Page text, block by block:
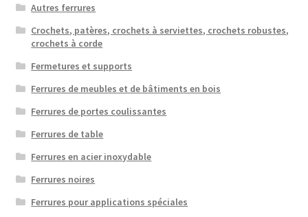
Autres ferrures
Crochets, patères, crochets à serviettes, crochets robustes,
crochets à corde
Fermetures et supports
Ferrures de meubles et de bâtiments en bois
Ferrures de portes coulissantes
Ferrures de table
Ferrures en acier inoxydable
Ferrures noires
Ferrures pour applications spéciales